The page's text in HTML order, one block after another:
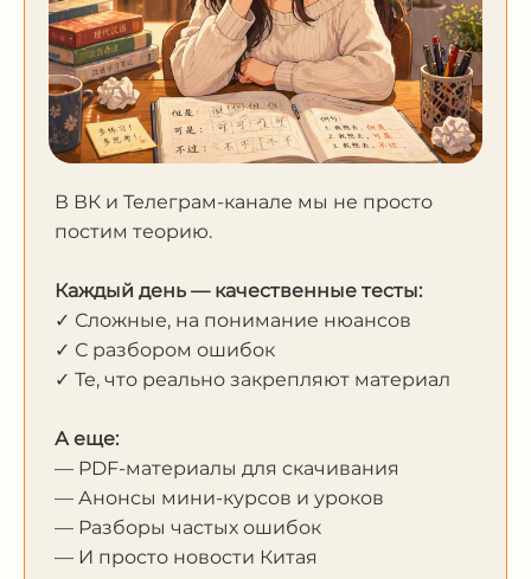
В ВК и Телеграм-канале мы не просто
постим теорию.
Каждый день — качественные тесты:
✓ Сложные, на понимание нюансов
✓ С разбором ошибок
✓ Те, что реально закрепляют материал
А еще:
— PDF-материалы для скачивания
— Анонсы мини-курсов и уроков
— Разборы частых ошибок
— И просто новости Китая